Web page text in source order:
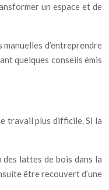
un espace et de
manuelles d’entreprendre
quelques conseils émis
travail plus difficile. Si la
lattes de bois dans la
être recouvert d’une